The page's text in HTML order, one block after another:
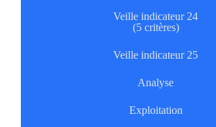
Veille indicateur 24
(5 critères)
Veille indicateur 25
Analyse
Exploitation